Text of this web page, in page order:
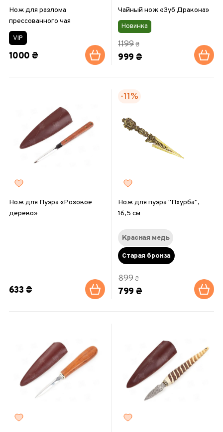
Нож для разлома
прессованного чая
VIP
1000 ₴
Чайный нож «Зуб Дракона»
Новинка
1199₴
999 ₴
Нож для Пуэра «Розовое
дерево»
633 ₴
-11%
Нож для пуэра "Пхурба",
16,5 см
Красная медь
Старая бронза
899₴
799 ₴